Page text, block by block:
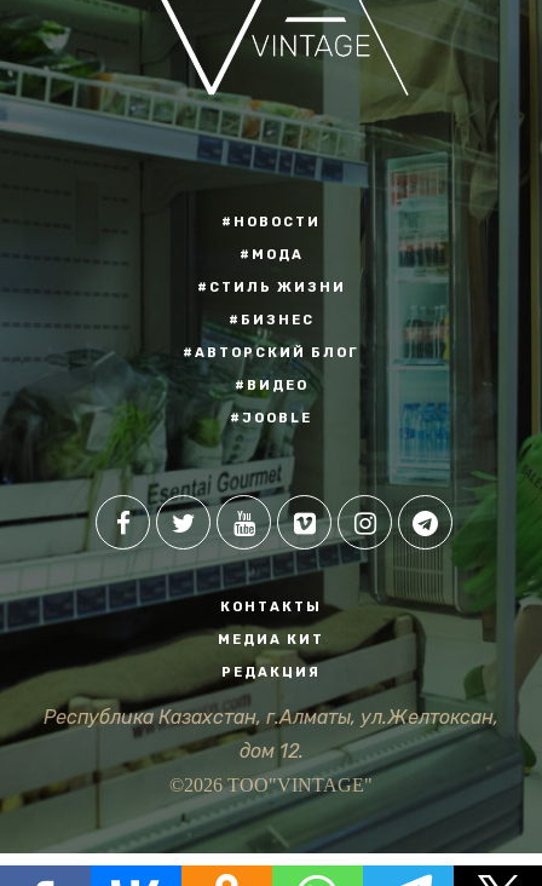
#НОВОСТИ
#МОДА
#СТИЛЬ ЖИЗНИ
#БИЗНЕС
#АВТОРСКИЙ БЛОГ
#ВИДЕО
#JOOBLE
КОНТАКТЫ
МЕДИА КИТ
РЕДАКЦИЯ
Республика Казахстан, г.Алматы, ул.Желтоксан,
дом 12.
©2026 ТОО"VINTAGE"